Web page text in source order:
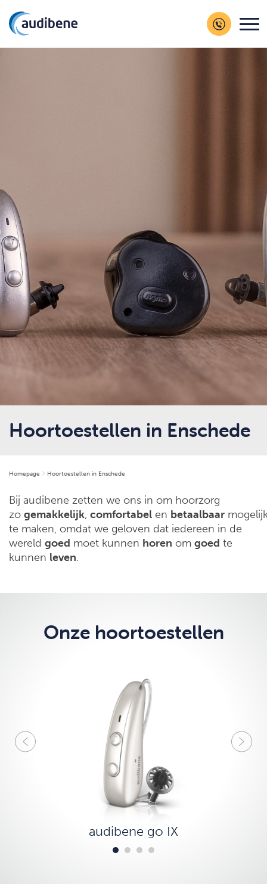
Hoortoestellen in Enschede
Homepage Hoortoestellen in Enschede
Bij audibene zetten we ons in om hoorzorg
zo gemakkelijk, comfortabel en betaalbaar
te maken, omdat we geloven dat iedereen in de
wereld goed moet kunnen horen om goed te
kunnen leven.
Onze hoortoestellen
audibene go IX